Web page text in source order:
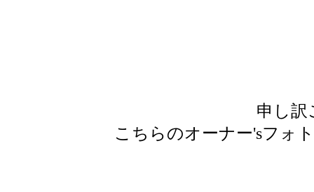
申し訳
こちらのオーナー'sフォ